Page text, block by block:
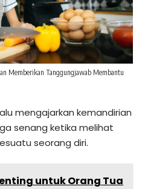
Memberikan Tanggungjawab Membantu
mengajarkan kemandirian
senang ketika melihat
seorang diri.
untuk Orang Tua